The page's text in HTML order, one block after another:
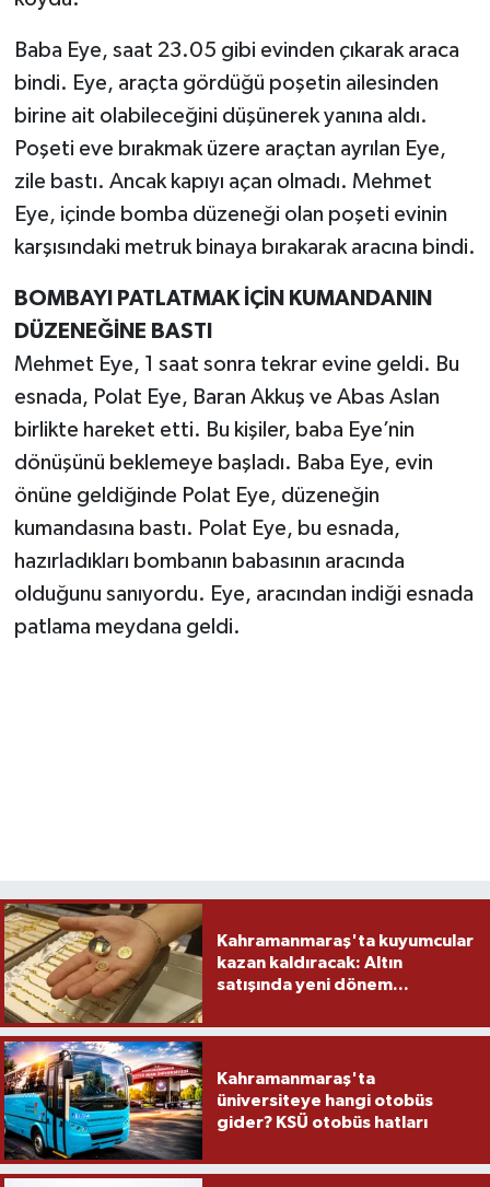
Baba Eye, saat 23.05 gibi evinden çıkarak araca
bindi. Eye, araçta gördüğü poşetin ailesinden
birine ait olabileceğini düşünerek yanına aldı.
Poşeti eve bırakmak üzere araçtan ayrılan Eye,
zile bastı. Ancak kapıyı açan olmadı. Mehmet
Eye, içinde bomba düzeneği olan poşeti evinin
karşısındaki metruk binaya bırakarak aracına bindi.
BOMBAYI PATLATMAK İÇİN KUMANDANIN
DÜZENEĞİNE BASTI
Mehmet Eye, 1 saat sonra tekrar evine geldi. Bu
esnada, Polat Eye, Baran Akkuş ve Abas Aslan
birlikte hareket etti. Bu kişiler, baba Eye’nin
dönüşünü beklemeye başladı. Baba Eye, evin
önüne geldiğinde Polat Eye, düzeneğin
kumandasına bastı. Polat Eye, bu esnada,
hazırladıkları bombanın babasının aracında
olduğunu sanıyordu. Eye, aracından indiği esnada
patlama meydana geldi.
Kahramanmaraş'ta kuyumcular
kazan kaldıracak: Altın
satışında yeni dönem...
Kahramanmaraş'ta
üniversiteye hangi otobüs
gider? KSÜ otobüs hatları